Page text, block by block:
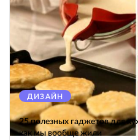
ДИЗАЙН
25 полезных гаджетов для
как мы вообще жили